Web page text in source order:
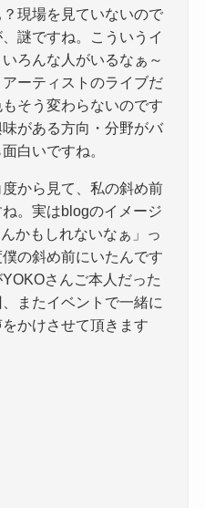
現場を見ていないので
謎ですね。こういうイ
ろんな人がいるなぁ～
ーティストのライブだ
そう変わらないのです
がある方向・分野がバ
白いですね。
から見て、私の斜め前
。実はblogのイメージ
かもしれないなぁ」っ
の斜め前にいたんです
さんご本人だった
またイベントで一緒に
かけさせて頂きます